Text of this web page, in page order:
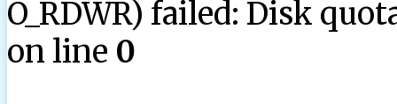
O_RDWR) failed: Disk
on line 0